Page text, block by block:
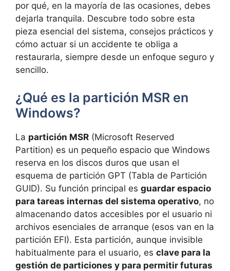
por qué, en la mayoría de las ocasiones, debes
dejarla tranquila. Descubre todo sobre esta
pieza esencial del sistema, consejos prácticos y
cómo actuar si un accidente te obliga a
restaurarla, siempre desde un enfoque seguro y
sencillo.
¿Qué es la partición MSR en
Windows?
La partición MSR (Microsoft Reserved
Partition) es un pequeño espacio que Windows
reserva en los discos duros que usan el
esquema de partición GPT (Tabla de Partición
GUID). Su función principal es guardar espacio
para tareas internas del sistema operativo, no
almacenando datos accesibles por el usuario ni
archivos esenciales de arranque (esos van en la
partición EFI). Esta partición, aunque invisible
habitualmente para el usuario, es clave para la
gestión de particiones y para permitir futuras